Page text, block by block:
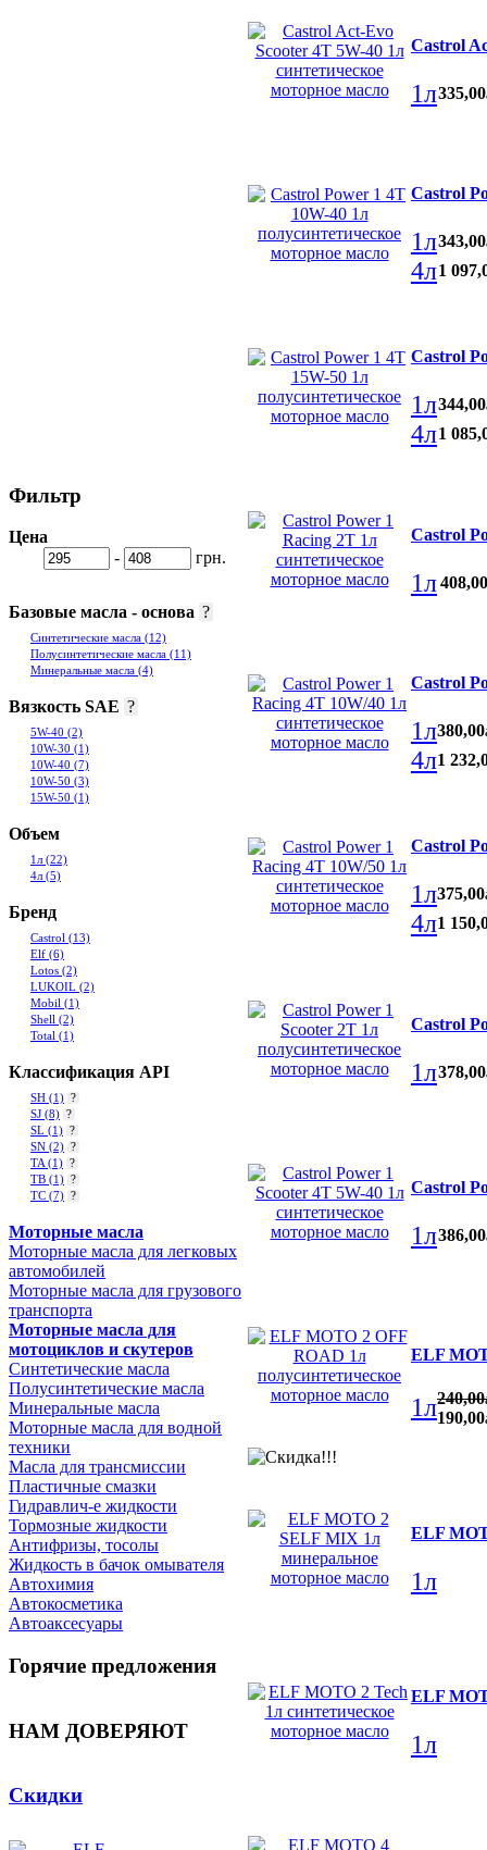
Фильтр
Цена
-
грн.
Базовые масла - основа ?
Синтетические масла (12)
Полусинтетические масла (11)
Минеральные масла (4)
Вязкость SAE ?
5W-40 (2)
10W-30 (1)
10W-40 (7)
10W-50 (3)
15W-50 (1)
Объем
1л (22)
4л (5)
Бренд
Castrol (13)
Elf (6)
Lotos (2)
LUKOIL (2)
Mobil (1)
Shell (2)
Total (1)
Классификация API
SH (1) ?
SJ (8) ?
SL (1) ?
SN (2) ?
TA(1) ?
TB (1) ?
TC (7) ?
Моторные масла
Моторные масла для легковых
автомобилей
Моторные масла для грузового
транспорта
Моторные масла для
мотоциклов и скутеров
Синтетические масла
Полусинтетические масла
Минеральные масла
Моторные масла для водной
техники
Масла для трансмиссии
Пластичные смазки
Гидравлич-е жидкости
Тормозные жидкости
Антифризы, тосолы
Жидкость в бачок омывателя
Автохимия
Автокосметика
Автоаксесуары
Горячие предложения
НАМ ДОВЕРЯЮТ
Скидки
Castrol
1л335,00
Castrol
1л343,00
4л1 097,
Castrol
1л344,00
4л1 085,
Castrol
1л408,00
Castrol
1л380,00
4л1 232,
Castrol
1л375,00
4л1 150,
Castrol
1л378,00
Castrol
1л386,00
ELF
1л240,00
190,00
ELF
1л
ELF
1л